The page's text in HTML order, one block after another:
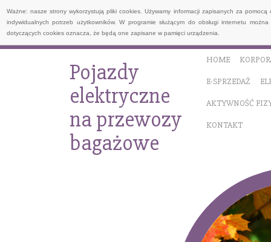
Ważne: nasze strony wykorzystują pliki cookies. Używamy informacji zapisanych za
indywidualnych potrzeb użytkowników. W programie służącym do obsługi internetu
dotyczących cookies oznacza, że będą one zapisane w pamięci urządzenia.
HOME
E-SPRZEDAŻ
AKTYWNOŚĆ
KONTAKT
Pojazdy
elektryczne
na przewozy
bagażowe